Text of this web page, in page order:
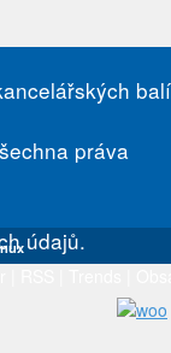
práva
údajů.